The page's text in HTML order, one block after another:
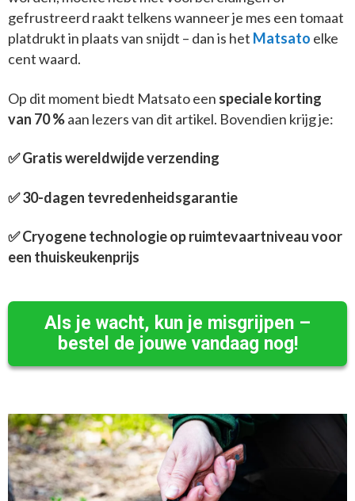
gefrustreerd raakt telkens wanneer je mes een tomaat
platdrukt in plaats van snijdt – dan is het Matsato elke
cent waard.
Op dit moment biedt Matsato een speciale korting
van 70 %aan lezers van dit artikel. Bovendien krijg je:
✅ Gratis wereldwijde verzending
✅ 30-dagen tevredenheidsgarantie
✅ Cryogene technologie op ruimtevaartniveau voor
een thuiskeukenprijs
Als je wacht, kun je misgrijpen –
bestel de jouwe vandaag nog!